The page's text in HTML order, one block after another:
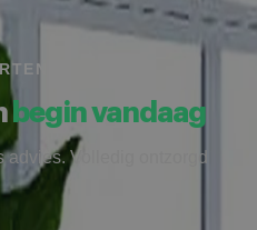
begin vandaag
advies. Volledig ontzorgd